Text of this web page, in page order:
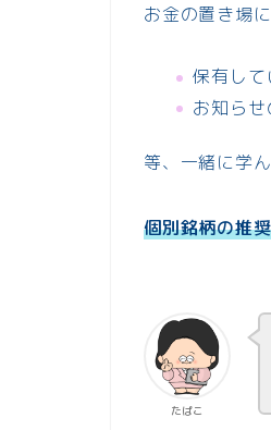
お金の置き場
保有し
お知らせ
等、一緒に学
個別銘柄の推
たぱこ